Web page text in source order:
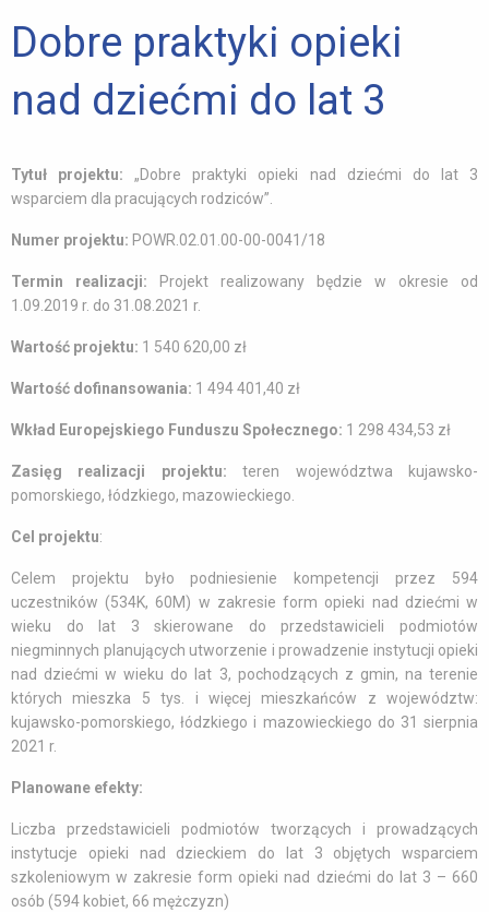
Dobre praktyki opieki
nad dziećmi do lat 3
Tytuł projektu: „Dobre praktyki opieki nad dziećmi do lat 3
wsparciem dla pracujących rodziców”.
Numer projektu: POWR.02.01.00-00-0041/18
Termin realizacji:
Projekt realizowany będzie w okresie od
1.09.2019 r. do 31.08.2021 r.
Wartość projektu: 1 540 620,00 zł
Wartość dofinansowania: 1 494 401,40 zł
Wkład Europejskiego Funduszu Społecznego: 1 298 434,53 zł
Zasięg realizacji projektu: teren województwa kujawsko-
pomorskiego, łódzkiego, mazowieckiego.
Cel projektu:
Celem projektu było podniesienie kompetencji przez 594
uczestników (534K, 60M) w zakresie form opieki nad dziećmi w
wieku do lat 3 skierowane do przedstawicieli podmiotów
niegminnych planujących utworzenie i prowadzenie instytucji opieki
nad dziećmi w wieku do lat 3, pochodzących z gmin, na terenie
których mieszka 5 tys. i więcej mieszkańców z województw:
kujawsko-pomorskiego, łódzkiego i mazowieckiego do 31 sierpnia
2021 r.
Planowane efekty:
Liczba przedstawicieli podmiotów tworzących i prowadzących
instytucje opieki nad dzieckiem do lat 3 objętych wsparciem
szkoleniowym w zakresie form opieki nad dziećmi do lat 3 – 660
osób (594 kobiet, 66 mężczyzn)